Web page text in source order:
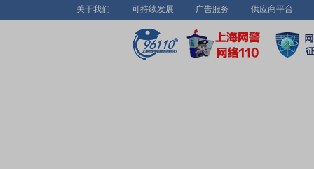
关于我们 可持续发展 广告服务 供应商平台